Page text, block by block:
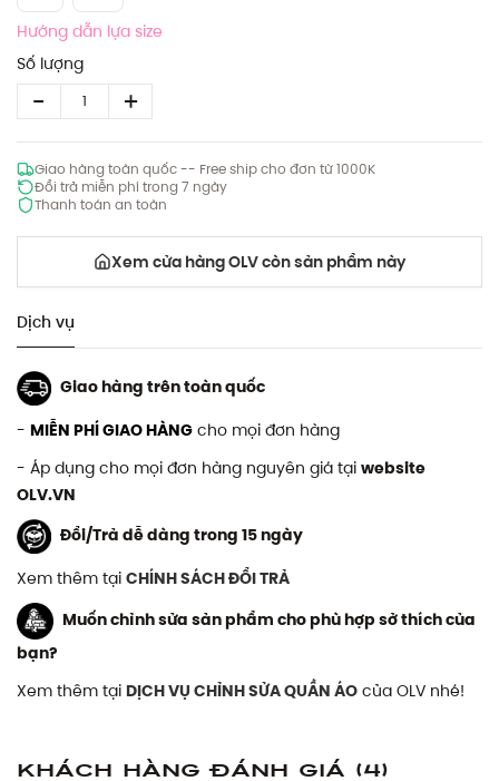
Hướng dẫn lựa size
Số lượng
Giao hàng toàn quốc -- Free ship cho đơn từ 1000K
Đổi trả miễn phí trong 7 ngày
Thanh toán an toàn
Xem cửa hàng OLV còn sản phẩm này
Dịch vụ
Giao hàng trên toàn quốc
- MIỄN PHÍ GIAO HÀNG cho mọi đơn hàng
- Áp dụng cho mọi đơn hàng nguyên giá tại website
OLV.VN
Đổi/Trả dễ dàng trong 15 ngày
Xem thêm tại CHÍNH SÁCH ĐỔI TRẢ
Muốn chỉnh sửa sản phẩm cho phù hợp sở thích của
bạn?
Xem thêm tại DỊCH VỤ CHỈNH SỬA QUẦN ÁO của OLV nhé!
Khách hàng đánh giá (4)